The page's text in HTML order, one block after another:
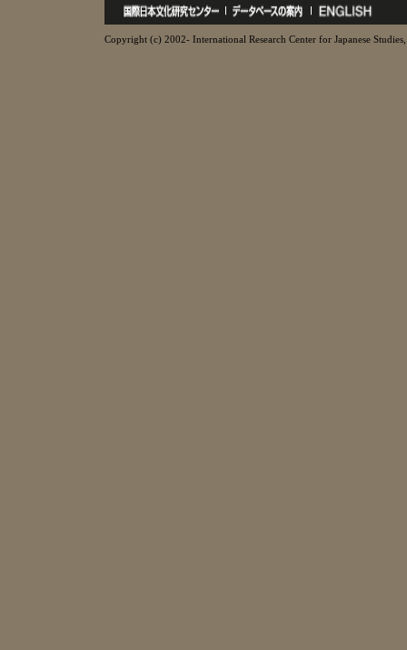
Copyright (c) 2002- International Research Center for Japanese